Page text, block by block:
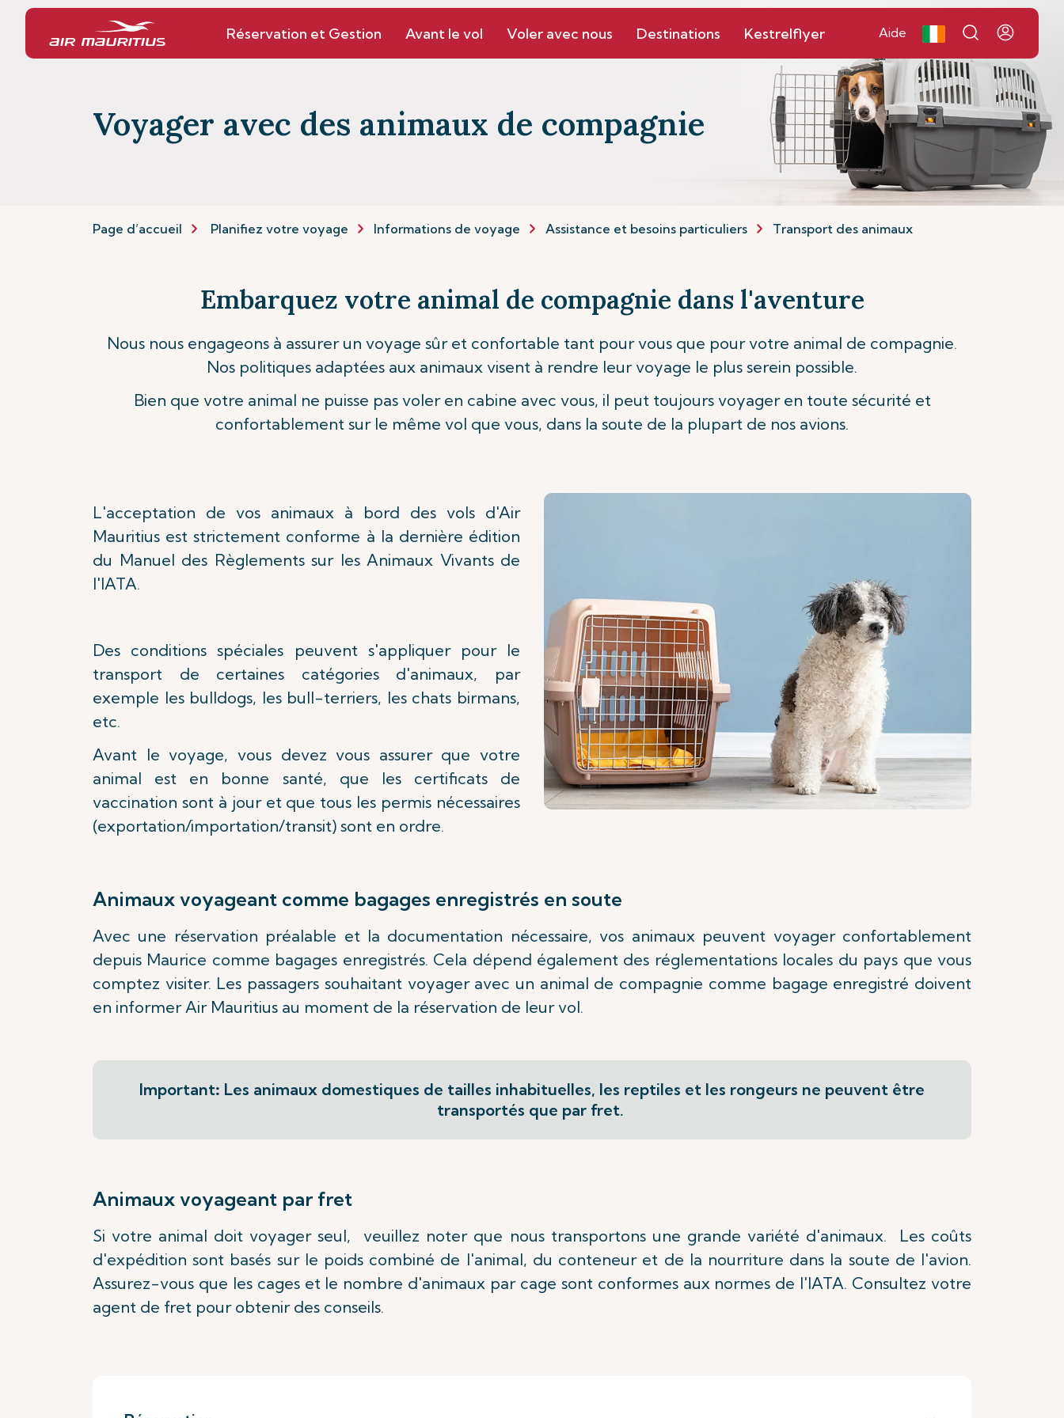
Réservation et Gestion Avant le vol Voler avec nous Destinations Kestrelflyer Aide
Voyager avec des animaux de compagnie
Page d’accueil Planifiez votre voyage Informations de voyage Assistance et besoins particuliers Transport des animaux
Embarquez votre animal de compagnie dans l'aventure
Nous nous engageons à assurer un voyage sûr et confortable tant pour vous que pour votre animal de compagnie.
Nos politiques adaptées aux animaux visent à rendre leur voyage le plus serein possible.
Bien que votre animal ne puisse pas voler en cabine avec vous, il peut toujours voyager en toute sécurité et
confortablement sur le même vol que vous, dans la soute de la plupart de nos avions.
L'acceptation de vos animaux à bord des vols d'Air
Mauritius est strictement conforme à la dernière édition
du Manuel des Règlements sur les Animaux Vivants de
l'IATA.
Des conditions spéciales peuvent s'appliquer pour le
transport de certaines catégories d'animaux, par
exemple les bulldogs, les bull-terriers, les chats birmans,
etc.
Avant le voyage, vous devez vous assurer que votre
animal est en bonne santé, que les certificats de
vaccination sont à jour et que tous les permis nécessaires
(exportation/importation/transit) sont en ordre.
Animaux voyageant comme bagages enregistrés en soute
Avec une réservation préalable et la documentation nécessaire, vos animaux peuvent voyager confortablement
depuis Maurice comme bagages enregistrés. Cela dépend également des réglementations locales du pays que vous
comptez visiter. Les passagers souhaitant voyager avec un animal de compagnie comme bagage enregistré doivent
en informer Air Mauritius au moment de la réservation de leur vol.
Important: Les animaux domestiques de tailles inhabituelles, les reptiles et les rongeurs ne peuvent être
transportés que par fret.
Animaux voyageant par fret
Si votre animal doit voyager seul, veuillez noter que nous transportons une grande variété d'animaux. Les coûts
d'expédition sont basés sur le poids combiné de l'animal, du conteneur et de la nourriture dans la soute de l'avion.
Assurez-vous que les cages et le nombre d'animaux par cage sont conformes aux normes de l'IATA. Consultez votre
agent de fret pour obtenir des conseils.